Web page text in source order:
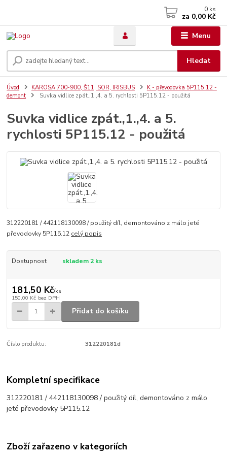
Menu
Hledat
0 ks
za 0,00 Kč
Úvod KAROSA 700-900, Š11, SOR, IRISBUS
K - převodovka 5P115.12 -
demont
Suvka vidlice zpát.,1.,4. a 5. rychlosti 5P115.12 - použitá
Suvka vidlice zpát.,1.,4. a 5.
rychlosti 5P115.12 - použitá
312220181 / 442118130098 / použitý díl, demontováno z málo jeté
převodovky 5P115.12 celý popis
Dostupnost skladem 2 ks
181,50 Kč/ks
150,00 Kč bez DPH
Přidat do košíku
Číslo produktu: 312220181d
Kompletní specifikace
312220181 / 442118130098 / použitý díl, demontováno z málo
jeté převodovky 5P115.12
Zboží zařazeno v kategoriích